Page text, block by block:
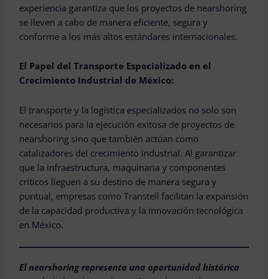
experiencia garantiza que los proyectos de nearshoring
se lleven a cabo de manera eficiente, segura y
conforme a los más altos estándares internacionales.
El Papel del Transporte Especializado en el
Crecimiento Industrial de México:
El transporte y la logística especializados no solo son
necesarios para la ejecución exitosa de proyectos de
nearshoring sino que también actúan como
catalizadores del crecimiento industrial. Al garantizar
que la infraestructura, maquinaria y componentes
críticos lleguen a su destino de manera segura y
puntual, empresas como Transtell facilitan la expansión
de la capacidad productiva y la innovación tecnológica
en México.
El nearshoring representa una oportunidad histórica